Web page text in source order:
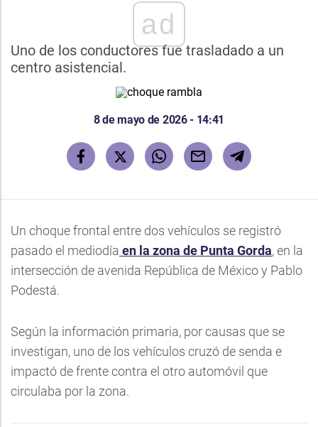
ad
Uno de los conductores fue trasladado a un
centro asistencial.
8 de mayo de 2026 - 14:41
Un choque frontal entre dos vehículos se registró
pasado el mediodía en la zona de Punta Gorda, en la
intersección de avenida República de México y Pablo
Podestá.
Según la información primaria, por causas que se
investigan, uno de los vehículos cruzó de senda e
impactó de frente contra el otro automóvil que
circulaba por la zona.